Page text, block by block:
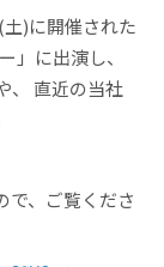
)に開催された
」に出演し、
、 直近の当社
で、ご覧くださ